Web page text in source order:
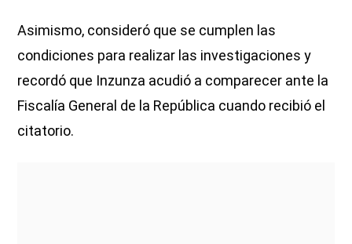
Asimismo, consideró que se cumplen las
condiciones para realizar las investigaciones y
recordó que Inzunza acudió a comparecer ante la
Fiscalía General de la República cuando recibió el
citatorio.